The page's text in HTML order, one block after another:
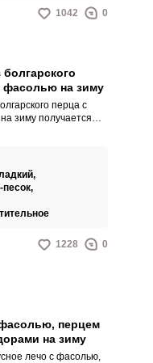
1042 0
фасолью на зиму
перца с
зиму получается
блюдом, так и
мясу. В этом
лечо из
помидор и
песок,
1228 0
перцем
на зиму
лечо с фасолью,